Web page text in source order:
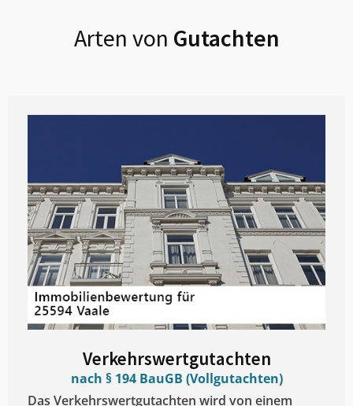
Arten von Gutachten
Verkehrswertgutachten
nach § 194 BauGB (Vollgutachten)
Das Verkehrswertgutachten wird von einem